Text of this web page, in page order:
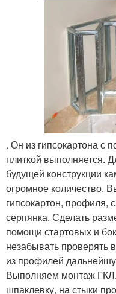
. Он из гипсокартона с
плиткой выполняется.
будущей конструкции
огромное количество.
гипсокартон, профиля,
серпянка. Сделать
помощи стартовых и
незабывать
из профилей
Выполняем монтаж
шпаклевку, на стыки